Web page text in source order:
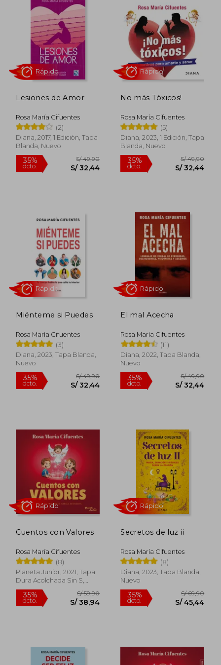
35%
dcto.
S/ 39,90
S/ 25,94
35%
dcto. S/
Lesiones de Amor
Rosa María Cifuentes
(2)
Diana, 2017, 1 Edición, Tapa
Blanda, Nuevo
35%
dcto. S/ 32,44
No más Tóxicos!
Rosa María Cifuentes
(5)
Diana, 2023, 1 Edición, Tapa
Blanda, Nuevo
35%
dcto.
Miénteme si Puedes
Rosa María Cifuentes
(3)
Diana, 2023, Tapa Blanda,
Nuevo
35% S/ 49,90
El mal Acecha
Rosa María Cifuentes
(11)
Diana, 2022, Tapa Blanda,
Nuevo
35%
Cuentos con Valores
Rosa María Cifuentes
(8)
Planeta Junior, 2021, Tapa
Dura Acolchada Sin S,
Nuevo
Rápido
Secretos de luz ii
Rosa María Cifuentes
(8)
Diana, 2023, Tapa Blanda,
Nuevo
Rápido